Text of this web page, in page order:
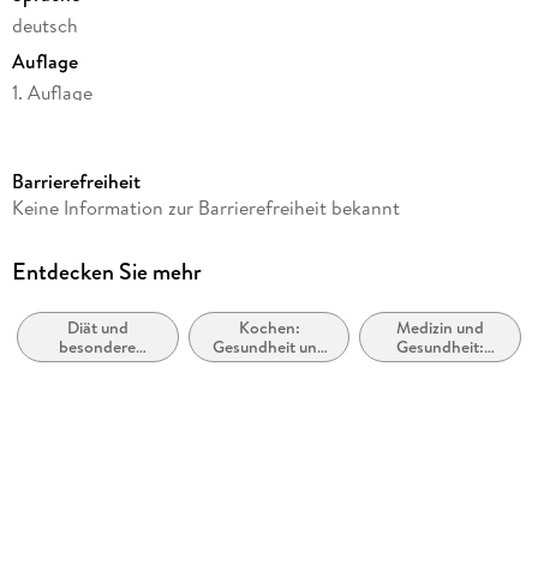
deutsch
Auflage
1. Auflage
Reihe
Autor/Autorin
Verlag/Hersteller
ZS Verlag
Barrierefreiheit
Keine Information zur Barrierefreiheit bekannt
Entdecken Sie mehr
Diät und
besondere
Ernährung
Kochen:
Gesundheit und
Vollwertkost
Medizin und
Gesundheit:
Ratgeber,